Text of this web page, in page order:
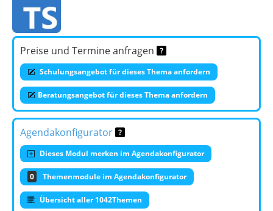
Preise und Termine anfragen
Schulungsangebot für dieses Thema anfordern
Beratungsangebot für dieses Thema anfordern
Agendakonfigurator
Dieses Modul merken im Agendakonfigurator
0 Themenmodule im Agendakonfigurator
Übersicht aller 1042Themen